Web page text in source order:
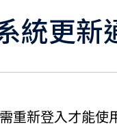
統更新
重新登入才能使